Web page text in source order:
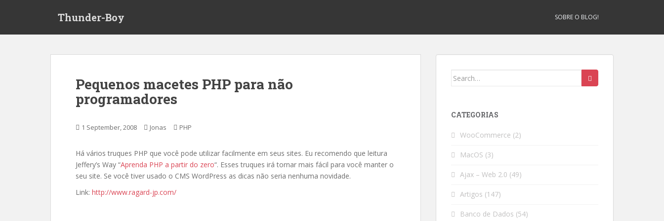
Thunder-Boy SOBRE O BLOG!
Pequenos macetes PHP para não
programadores
1 September, 2008 Jonas PHP
Há vários truques PHP que você pode utilizar facilmente em seus sites. Eu recomendo que leitura
Jeffery’s Way “Aprenda PHP a partir do zero“. Esses truques irá tornar mais fácil para você manter o
seu site. Se você tiver usado o CMS WordPress as dicas não seria nenhuma novidade.
Link: http://www.ragard-jp.com/
Search
CATEGORIAS
WooCommerce (2)
MacOS (3)
Ajax – Web 2.0 (49)
Artigos (147)
Banco de Dados (54)